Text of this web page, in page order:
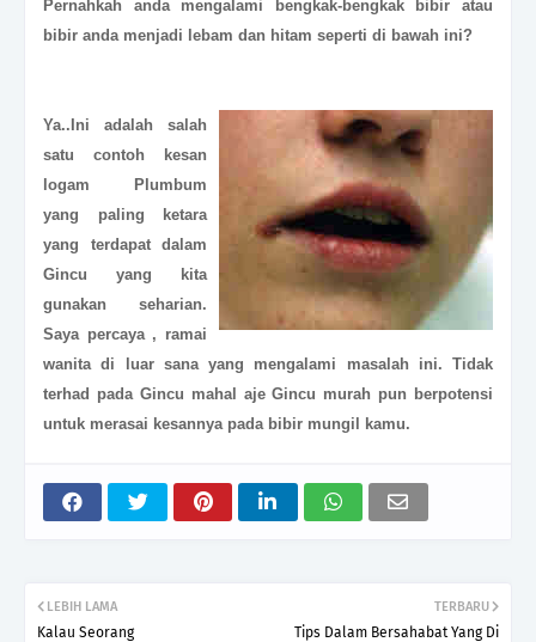
Pernahkah anda mengalami bengkak-bengkak bibiratau
bibir anda menjadi lebam dan hitam seperti di bawah ini?
Ya..Ini adalah salah
satu contoh kesan
logam Plumbum
yang paling ketara
yang terdapat dalam
Gincu yang kita
gunakan seharian.
Saya percaya , ramai
wanita di luar sana yang mengalami masalah ini. Tidak
terhad pada Gincu mahal aje Gincu murah pun berpotensi
untuk merasai kesannya pada bibir mungil kamu.
TERBARU
Tips Dalam Bersahabat Yang Di
LEBIH LAMA
Kalau Seorang